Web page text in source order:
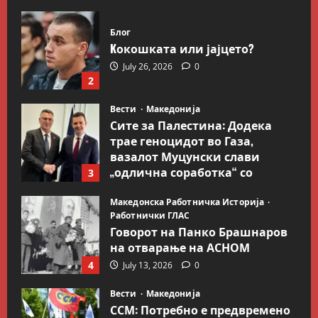
2
Блог
Kокошката или јајцето?
July 26, 2026 0
3
Вести Македонија
Сите за Палестина: Додека
трае геноцидот во Газа,
вазалот Муцунски слави
„одлична соработка“ со
July 18, 2026 0
4
Македонска Работничка Историја
Работнички ГЛАС
Говорот на Панко Брашнаров
на отварање на АСНОМ
July 13, 2026 0
Вести Македонија
ССМ: Потребно е предвремено